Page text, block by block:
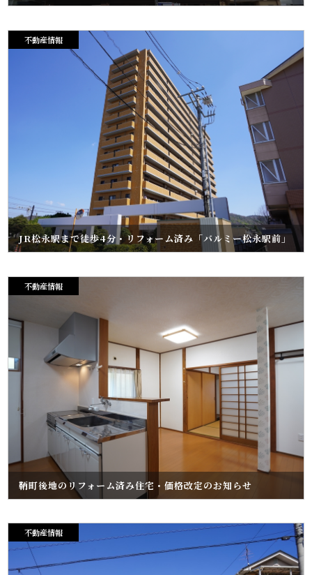
不動産情報
JR松永駅まで徒歩4分・リフォーム済み「バルミー松永駅前」
不動産情報
鞆町後地のリフォーム済み住宅・価格改定のお知らせ
不動産情報